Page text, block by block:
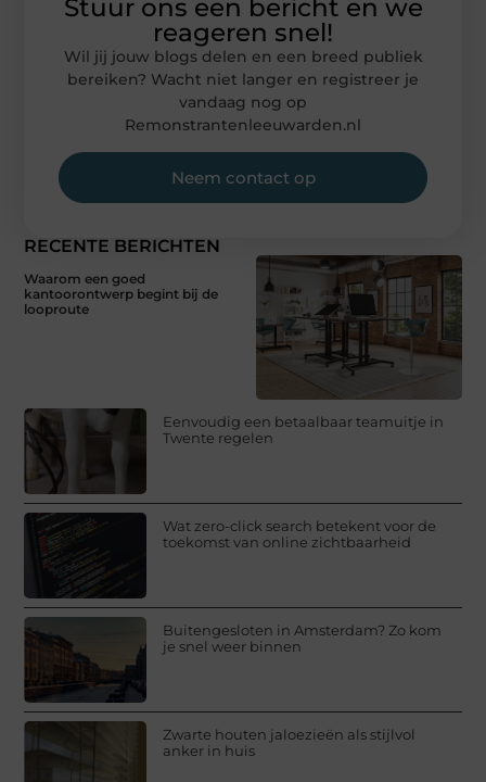
RECENTE BERICHTEN
Waarom een goed
kantoorontwerp begint bij de
looproute
Eenvoudig een betaalbaar teamuitje in
Twente regelen
Wat zero-click search betekent voor de
toekomst van online zichtbaarheid
Buitengesloten in Amsterdam? Zo kom
je snel weer binnen
Zwarte houten jaloezieën als stijlvol
anker in huis
Stuur ons een bericht en we
reageren snel!
Wil jij jouw blogs delen en een breed publiek
bereiken? Wacht niet langer en registreer je
vandaag nog op
Remonstrantenleeuwarden.nl
Neem contact op